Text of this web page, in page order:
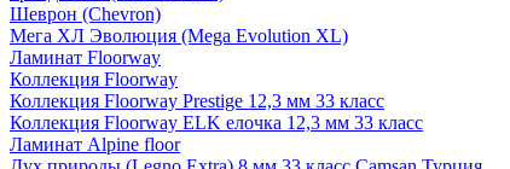
Шеврон (Chevron)
Мега ХЛ Эволюция (Mega Evolution XL)
Ламинат Floorway
Коллекция Floorway
Коллекция Floorway Prestige 12,3 мм 33 класс
Коллекция Floorway ELK елочка 12,3 мм 33 класс
Ламинат Alpine floor